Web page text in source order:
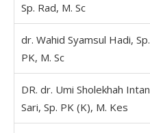
Sp. Rad, M. Sc
dr. Wahid Syamsul Hadi, Sp.
PK, M. Sc
DR. dr. Umi Sholekhah Intan
Sari, Sp. PK (K), M. Kes